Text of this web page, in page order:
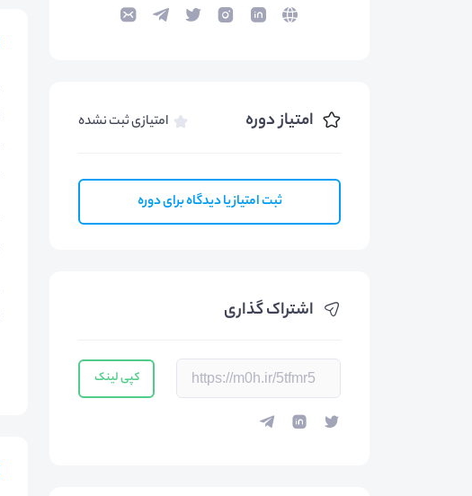
امتیاز دوره امتیازی ثبت نشده
ثبت امتیاز یا دیدگاه برای دوره
اشتراک گذاری
کپی لینک